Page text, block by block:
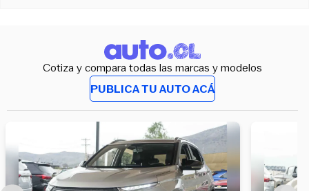
Cotiza y compara todas las marcas y modelos
PUBLICA TU AUTO ACÁ